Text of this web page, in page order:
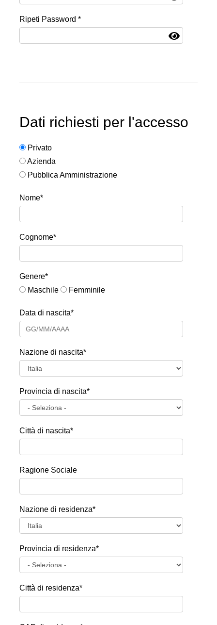
Ripeti Password *
Dati richiesti per l'accesso
Privato
Azienda
Pubblica Amministrazione
Nome*
Cognome*
Genere*
Maschile
Femminile
Data di nascita*
Nazione di nascita*
Provincia di nascita*
Città di nascita*
Ragione Sociale
Nazione di residenza*
Provincia di residenza*
Città di residenza*